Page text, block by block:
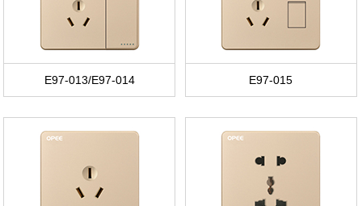
E97-013/E97-014 E97-015